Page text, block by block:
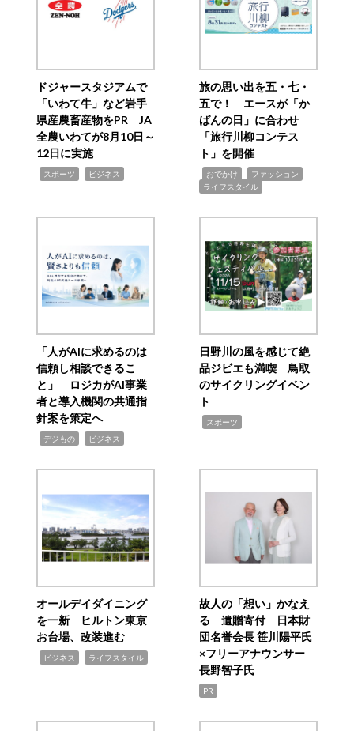
ドジャースタジアムで
「いわて牛」など岩手
県産農畜産物をPR JA
全農いわてが8月10日～
12日に実施
スポーツ ビジネス
旅の思い出を五・七・
五で！ エースが「か
ばんの日」に合わせ
「旅行川柳コンテス
ト」を開催
おでかけ ファッション
ライフスタイル
「人がAIに求めるのは
信頼し相談できるこ
と」 ロジカがAI事業
者と導入機関の共通指
針案を策定へ
デジもの ビジネス
日野川の風を感じて絶
品ジビエも満喫 鳥取
のサイクリングイベン
ト
スポーツ
オールデイダイニング
を一新 ヒルトン東京
お台場、改装進む
ビジネス ライフスタイル
故人の「想い」かなえ
る 遺贈寄付 日本財
団名誉会長 笹川陽平氏
×フリーアナウンサー
長野智子氏
PR